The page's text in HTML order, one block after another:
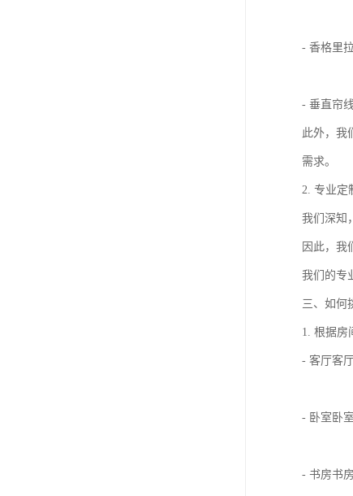
- 香格里
- 垂直帘
此外，我
需求。
2. 专业定
我们深知
因此，我
我们的专
三、如何
1. 根据房
- 客厅客
- 卧室卧
- 书房书